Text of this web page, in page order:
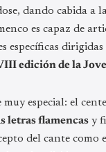
dando cabida a
es capaz de
específicas dirigidas
edición de la
especial: el
letras flamencas y
del cante como